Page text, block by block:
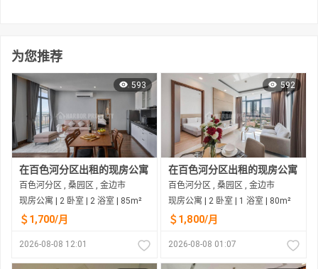
为您推荐
593
在百色河分区出租的现房公寓
百色河分区 , 桑园区 , 金边市
现房公寓 | 2 卧室 | 2 浴室 | 85m²
＄1,700/月
2026-08-08 12:01
592
在百色河分区出租的现房公寓
百色河分区 , 桑园区 , 金边市
现房公寓 | 2 卧室 | 1 浴室 | 80m²
＄1,800/月
2026-08-08 01:07